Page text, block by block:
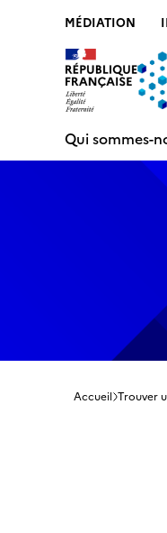
MÉDIATION
Qui sommes-
Accueil Trouver